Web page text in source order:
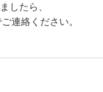
したら、
連絡ください。